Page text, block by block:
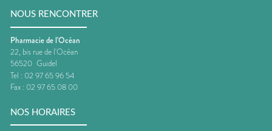
NOUS RENCONTRER
Pharmacie de l'Océan
22, bis rue de l'Océan
56520 Guidel
Tel : 02 97 65 96 54
Fax : 02 97 65 08 00
NOS HORAIRES